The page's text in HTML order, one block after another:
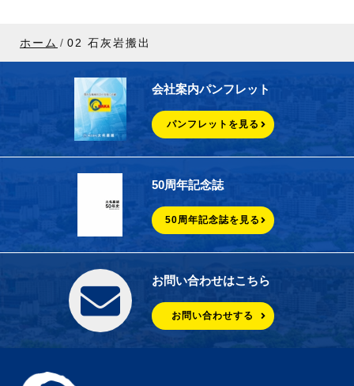
ホーム 02 石灰岩搬出
会社案内パンフレット
パンフレットを見る
50周年記念誌
50周年記念誌を見る
お問い合わせはこちら
お問い合わせする